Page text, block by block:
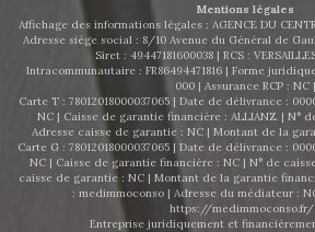
Mentions légales
Affichage des informations légales : AGENCE DU
Adresse siège social : 8/10 Avenue du Général de
Siret : 49447181600038 | RCS :
Intracommunautaire : FR86494471816 | Forme
000 | Assurance RCP : NC |
Carte T : 78012018000037065 | Date de délivrance :
NC | Caisse de garantie financière : ALLIANZ. | N°
Adresse caisse de garantie : NC | Montant de la
Carte G : 78012018000037065 | Date de délivrance :
NC | Caisse de garantie financière : NC | N° de
caisse de garantie : NC | Montant de la garantie
: medimmoconso | Adresse du médiateur :
https://medimmoconso.fr/
Entreprise juridiquement et